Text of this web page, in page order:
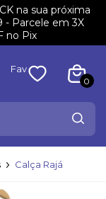
na sua próxima
- Parcele em 3X
no Pix
Fav
0
Calça Rajá